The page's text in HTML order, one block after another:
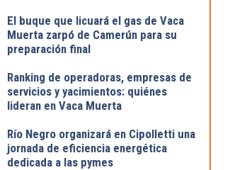
El buque que licuará el gas de Vaca
Muerta zarpó de Camerún para su
preparación final
Ranking de operadoras, empresas de
servicios y yacimientos: quiénes
lideran en Vaca Muerta
Río Negro organizará en Cipolletti una
jornada de eficiencia energética
dedicada a las pymes